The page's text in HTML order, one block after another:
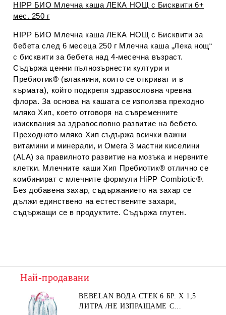
HIPP БИО Млечна каша ЛЕКА НОЩ с Бисквити 6+
мес. 250 г
HIPP БИО Млечна каша ЛЕКА НОЩ с Бисквити за
бебета след 6 месеца 250 г Млечна каша „Лека нощ“
с бисквити за бебета над 4-месечна възраст.
Съдържа ценни пълнозърнести култури и
Пребиотик® (влакнини, които се откриват и в
кърмата), който подкрепя здравословна чревна
флора. За основа на кашата се използва преходно
мляко Хип, което отговоря на съвременните
изисквания за здравословно развитие на бебето.
Преходното мляко Хип съдържа всички важни
витамини и минерали, и Омега 3 мастни киселини
(ALA) за правилното развитие на мозъка и нервните
клетки. Млечните каши Хип Пребиотик® отлично се
комбинират с млечните формули HiPP Combiotic®.
Без добавена захар, съдържанието на захар се
дължи единствено на естествените захари,
съдържащи се в продуктите. Съдържа глутен.
Най-продавани
BEBELAN ВОДА СТЕК 6 БР. Х 1,5
ЛИТРА /НЕ ИЗПРАЩАМЕ С